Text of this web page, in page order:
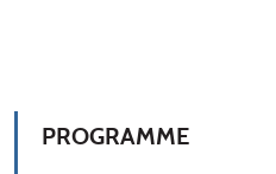
PROGRAMME